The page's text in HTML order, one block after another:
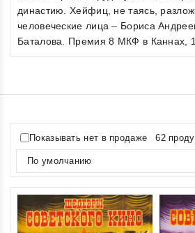
династию. Хейфиц, не таясь,
человеческие лица – Бориса
Баталова. Премия 8 МКФ в Каннах,
Показывать нет в продаже 62